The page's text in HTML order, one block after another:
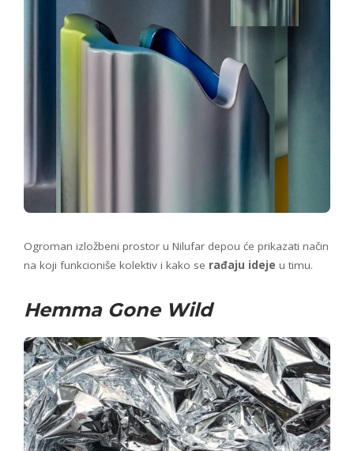
Ogroman izložbeni prostor u Nilufar depou će prikazati način
na koji funkcioniše kolektiv i kako se rađaju ideje u timu.
Hemma Gone Wild